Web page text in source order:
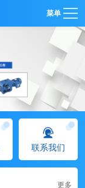
菜单
联系我们
更多